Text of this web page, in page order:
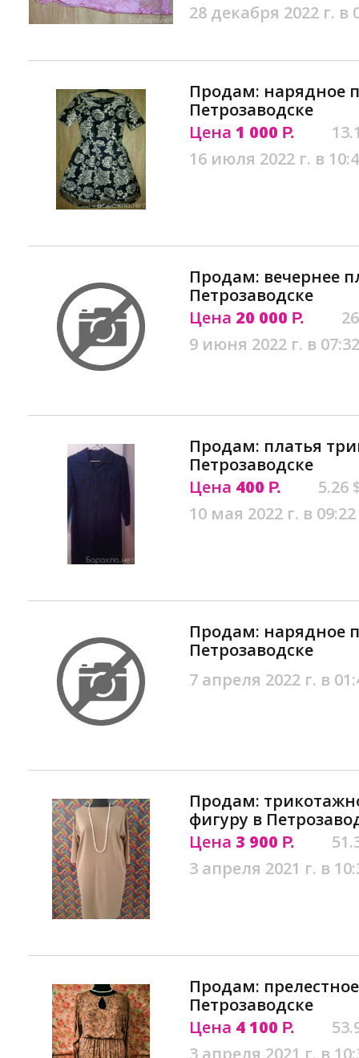
28 декабря 2022 г. в
Продам: нарядное
Петрозаводске
Цена 1 000 Р.
16 июля 2022 г. в
Продам: вечернее
Петрозаводске
Цена 20 000 Р.
9 июня 2022 г. в 07:32
Продам: платья
Петрозаводске
Цена 400 Р.
5.26
10 мая 2022 г. в 09:22
Продам: нарядное
Петрозаводске
7 апреля 2022 г. в
Продам:
фигуру в
Цена 3 900 Р.
3 апреля 2021 г. в
Продам:
Петрозаводске
Цена 4 100 Р.
3 апреля 2021 г. в